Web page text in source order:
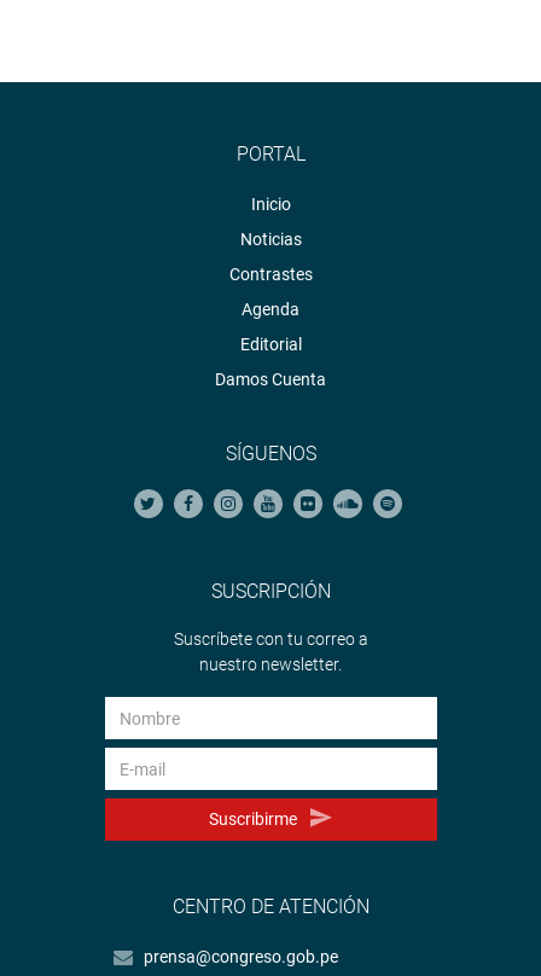
PORTAL
Inicio
Noticias
Contrastes
Agenda
Editorial
Damos Cuenta
SÍGUENOS
SUSCRIPCIÓN
Suscríbete con tu correo a
nuestro newsletter.
Suscribirme
CENTRO DE ATENCIÓN
prensa@congreso.gob.pe